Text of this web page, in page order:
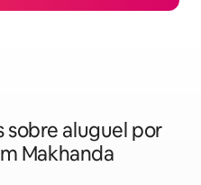
sobre aluguel por
Makhanda